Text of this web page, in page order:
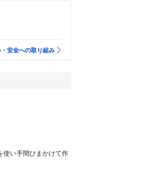
安全への取り組み
使い手間ひまかけて作